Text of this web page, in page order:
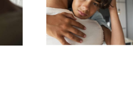
e
com
entre